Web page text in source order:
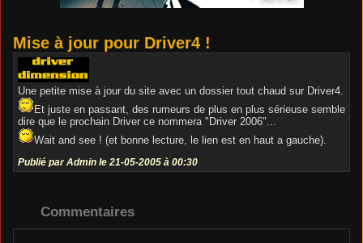
Mise à jour pour Driver4 !
Une petite mise à jour du site avec un dossier tout chaud sur Driver4.
Et juste en passant, des rumeurs de plus en plus sérieuse semble
dire que le prochain Driver ce nommera "Driver 2006"...
Wait and see ! (et bonne lecture, le lien est en haut a gauche).
Publié par Admin le 21-05-2005 à 00:30
Commentaires